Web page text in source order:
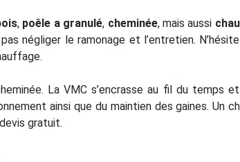
, poêle a granulé, cheminée, mais aussi
négliger le ramonage et l’entretien.
La VMC s’encrasse au fil du temps
ainsi que du maintien des gaines. Un
gratuit.